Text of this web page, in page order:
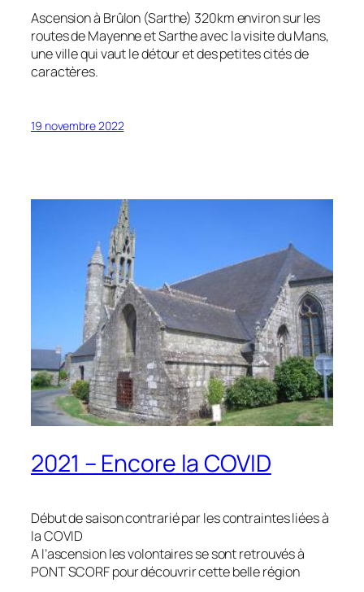
Ascension à Brûlon (Sarthe) 320km environ sur les
routes de Mayenne et Sarthe avec la visite du Mans,
une ville qui vaut le détour et des petites cités de
caractères.
19 novembre 2022
2021 – Encore la COVID
Début de saison contrarié par les contraintes liées à
la COVID
A l’ascension les volontaires se sont retrouvés à
PONT SCORF pour découvrir cette belle région